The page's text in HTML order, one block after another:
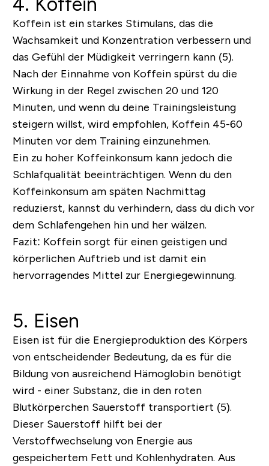
Koffein ist ein starkes Stimulans, das die
Wachsamkeit und Konzentration verbessern und
das Gefühl der Müdigkeit verringern kann (5).
Nach der Einnahme von Koffein spürst du die
Wirkung in der Regel zwischen 20 und 120
Minuten, und wenn du deine Trainingsleistung
steigern willst, wird empfohlen, Koffein 45-60
Minuten vor dem Training einzunehmen.
Ein zu hoher Koffeinkonsum kann jedoch die
Schlafqualität beeinträchtigen. Wenn du den
Koffeinkonsum am späten Nachmittag
reduzierst, kannst du verhindern, dass du dich vor
dem Schlafengehen hin und her wälzen.
Fazit: Koffein sorgt für einen geistigen und
körperlichen Auftrieb und ist damit ein
hervorragendes Mittel zur Energiegewinnung.
5. Eisen
Eisen ist für die Energieproduktion des Körpers
von entscheidender Bedeutung, da es für die
Bildung von ausreichend Hämoglobin benötigt
wird - einer Substanz, die in den roten
Blutkörperchen Sauerstoff transportiert (5).
Dieser Sauerstoff hilft bei der
Verstoffwechselung von Energie aus
gespeichertem Fett und Kohlenhydraten. Aus